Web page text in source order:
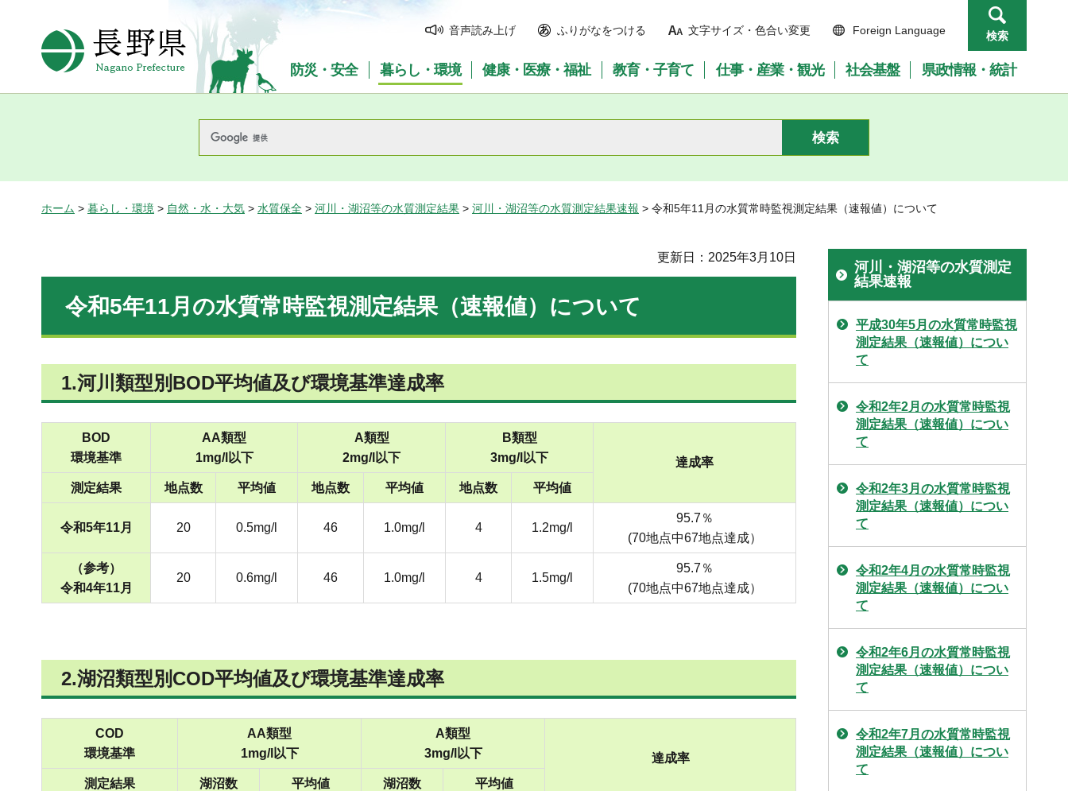
長野県Nagano Prefecture
音声読み上げ ふりがなをつける 文字サイズ・色合い変更 Foreign Language 検索
防災・安全 暮らし・環境 健康・医療・福祉 教育・子育て 仕事・産業・観光 社会基盤 県政情報・統計
ホーム > 暮らし・環境 > 自然・水・大気 > 水質保全 > 河川・湖沼等の水質測定結果 > 河川・湖沼等の水質測定結果速報 > 令和5年11月の水質常時監視測定結果（速報値）について
更新日：2025年3月10日
令和5年11月の水質常時監視測定結果（速報値）について
1.河川類型別BOD平均値及び環境基準達成率
BOD
環境基準
AA類型
1mg/l以下
A類型
2mg/l以下
B類型
3mg/l以下
達成率
測定結果
地点数 平均値 地点数 平均値 地点数 平均値
令和5年11月 20 0.5mg/l 46 1.0mg/l 4 1.2mg/l
95.7％
(70地点中67地点達成）
（参考）
令和4年11月
20 0.6mg/l 46 1.0mg/l 4 1.5mg/l
95.7％
(70地点中67地点達成）
2.湖沼類型別COD平均値及び環境基準達成率
COD
環境基準
AA類型
1mg/l以下
A類型
3mg/l以下
達成率
測定結果
湖沼数 平均値 湖沼数 平均値
河川・湖沼等の水質測定
結果速報
平成30年5月の水質常時監視
測定結果（速報値）につい
て
令和2年2月の水質常時監視
測定結果（速報値）につい
て
令和2年3月の水質常時監視
測定結果（速報値）につい
て
令和2年4月の水質常時監視
測定結果（速報値）につい
て
令和2年6月の水質常時監視
測定結果（速報値）につい
て
令和2年7月の水質常時監視
測定結果（速報値）につい
て